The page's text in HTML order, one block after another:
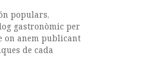
populars,
gastronòmic per
on anem publicant
de cada